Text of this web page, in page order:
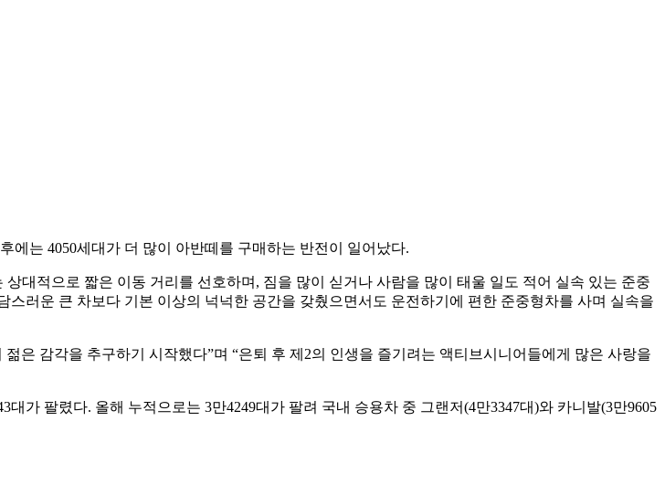
에는 4050세대가 더 많이 아반떼를 구매하는 반전이 일어났다.
대적으로 짧은 이동 거리를 선호하며, 짐을 많이 싣거나 사람을 많이 태울 일도 적어 실속 있는 준중
러운 큰 차보다 기본 이상의 넉넉한 공간을 갖췄으면서도 운전하기에 편한 준중형차를 사며 실속을
은 감각을 추구하기 시작했다”며 “은퇴 후 제2의 인생을 즐기려는 액티브시니어들에게 많은 사랑을
가 팔렸다. 올해 누적으로는 3만4249대가 팔려 국내 승용차 중 그랜저(4만3347대)와 카니발(3만9605